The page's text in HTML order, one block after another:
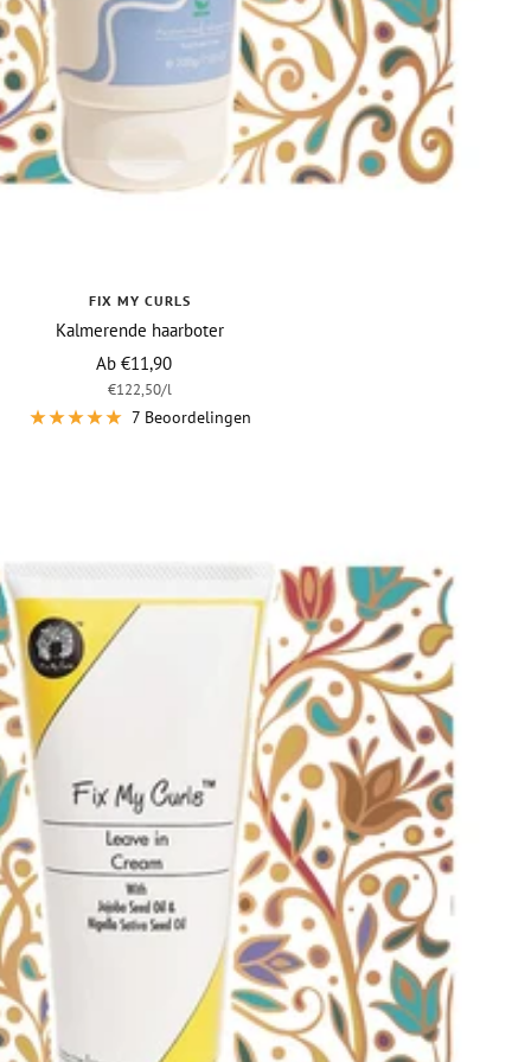
FIX MY CURLS
Kalmerende haarboter
Vraagprijs
Ab €11,90
€122,50/l
7 Beoordelingen